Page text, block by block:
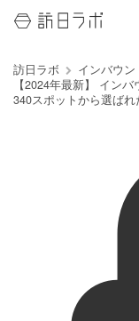
訪日ラボ
インバウン
【2024年最新】 イン
340スポットから選ばれ